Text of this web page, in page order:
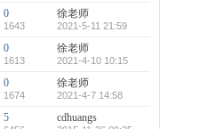
0
1643
徐老师
2021-5-11 21:59
0
1613
徐老师
2021-4-10 10:15
0
1674
徐老师
2021-4-7 14:58
5 cdhuangs